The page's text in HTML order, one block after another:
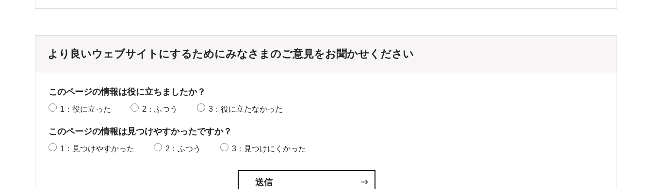
より良いウェブサイトにするためにみなさまのご意見をお聞かせください
このページの情報は役に立ちましたか？
1：役に立った 2：ふつう 3：役に立たなかった
このページの情報は見つけやすかったですか？
1：見つけやすかった 2：ふつう 3：見つけにくかった